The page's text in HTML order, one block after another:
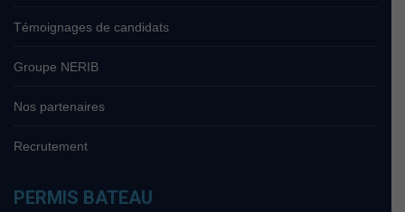
Témoignages de candidats
Groupe NERIB
Nos partenaires
Recrutement
PERMIS BATEAU